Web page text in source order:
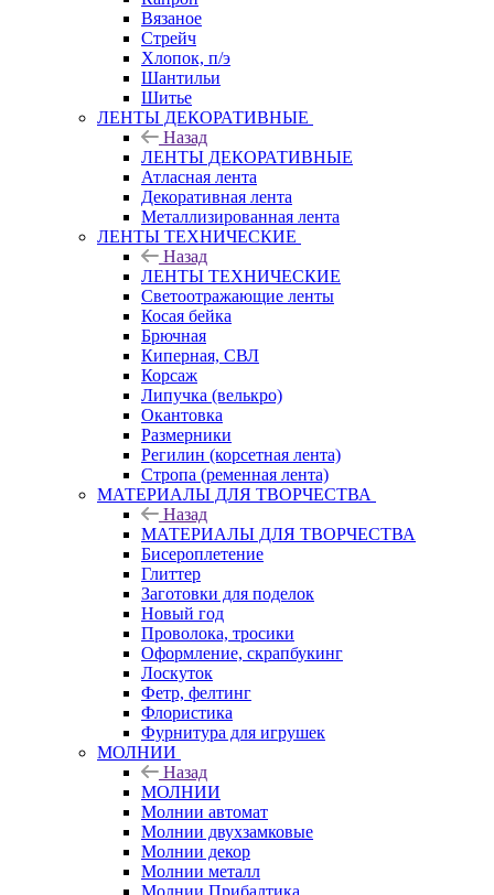
Вязаное
Стрейч
Хлопок, п/э
Шантильи
Шитье
ЛЕНТЫ ДЕКОРАТИВНЫЕ
Назад
ЛЕНТЫ ДЕКОРАТИВНЫЕ
Атласная лента
Декоративная лента
Металлизированная лента
ЛЕНТЫ ТЕХНИЧЕСКИЕ
Назад
ЛЕНТЫ ТЕХНИЧЕСКИЕ
Светоотражающие ленты
Косая бейка
Брючная
Киперная, СВЛ
Корсаж
Липучка (велькро)
Окантовка
Размерники
Регилин (корсетная лента)
Стропа (ременная лента)
МАТЕРИАЛЫ ДЛЯ ТВОРЧЕСТВА
Назад
МАТЕРИАЛЫ ДЛЯ ТВОРЧЕСТВА
Бисероплетение
Глиттер
Заготовки для поделок
Новый год
Проволока, тросики
Оформление, скрапбукинг
Лоскуток
Фетр, фелтинг
Флористика
Фурнитура для игрушек
МОЛНИИ
Назад
МОЛНИИ
Молнии автомат
Молнии двухзамковые
Молнии декор
Молнии металл
Молнии Прибалтика